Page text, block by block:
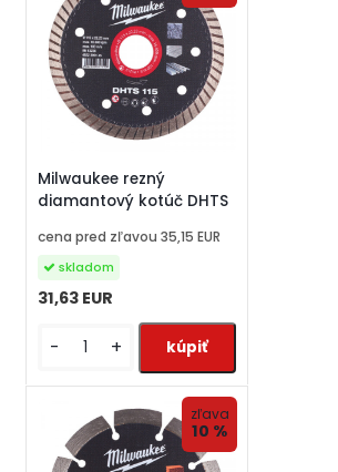
Milwaukee rezný
diamantový kotúč DHTS
cena pred zľavou 35,15 EUR
31,63 EUR
skladom
- +
zľava
10 %